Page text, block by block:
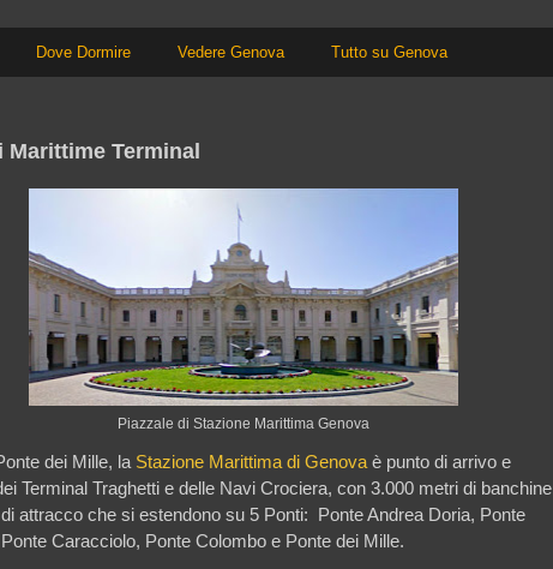
Dove Dormire Vedere Genova Tutto su Genova
Marittime Terminal
Piazzale di Stazione Marittima Genova
dei Mille, la Stazione Marittima di Genova è punto di arrivo e
Terminal Traghetti e delle Navi Crociera, con 3.000 metri di banchine
attracco che si estendono su 5 Ponti: Ponte Andrea Doria, Ponte
Caracciolo, Ponte Colombo e Ponte dei Mille.